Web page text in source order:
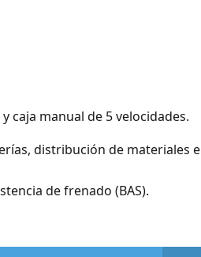
caja manual de 5 velocidades.
distribución de materiales e
de frenado (BAS).